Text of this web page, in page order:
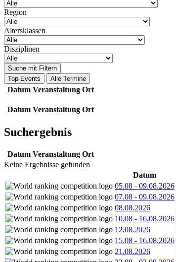
Region
Altersklassen
Disziplinen
Suche mit Filtern
Top-Events
Alle Termine
Datum Veranstaltung Ort
Datum Veranstaltung Ort
Suchergebnis
Datum Veranstaltung Ort
Keine Ergebnisse gefunden
Datum
05.08 - 09.08.2026
07.08 - 09.08.2026
08.08.2026
10.08 - 16.08.2026
12.08.2026
15.08 - 16.08.2026
21.08.2026